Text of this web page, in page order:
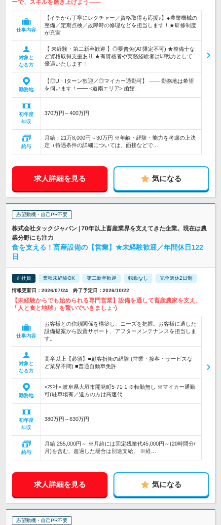
ーで、スキルを磨き上げよう――
仕事内容
【イチから丁寧にレクチャー／資格取得も応援♪】●農業機械の
整備／定期点検／故障時の修理などを担当します！★研修制度
が充実
対象と
なる方
【 未経験・第二新卒歓迎 】◎要普免(AT限定不可) ★整備士な
ど資格取得支援あり ★有資格者や実務経験者は即戦力として
優遇いたします！
勤務地
【◎U・Iターン歓迎／◎マイカー通勤可】 ―― 勤務地は希望
を伺います！―― <道南エリア> 函館…
初年度
年収
370万円～400万円
給与
月給：21万8,000円～30万円 ※年齢・経験・能力を考慮の上決
定（待遇条件の詳細については、面接などで…
求人詳細を見る 気になる
志望動機・自己PR不要
株式会社タックジャパン | 70年以上畜産業界を支えてきた企業。現在は農
業分野にも注力
食を支える！畜産設備の【営業】★未経験歓迎／年間休日122
日
正社員 業種未経験OK 第二新卒歓迎 転勤なし 完全週休2日制
情報更新日：2026/07/24 終了予定日：2026/10/22
【未経験からでも始められる専門営業】設備を通して畜産農家を支え、
「人と食と地球」を繋いでいきましょう
仕事内容
お客様との信頼関係を構築し、ニーズを把握。お客様に適した
設備提案から設置サポート、アフターメンテナンスを担当しま
す。
対象と
なる方
高卒以上【必須】■顧客折衝の経験 (営業・接客・サービスな
ど業界不問) ■普通自動車免許
勤務地
<本社> 岐阜県大垣市開発町5-71-1 ※転勤無し ※マイカー通勤
可(駐車場有／遠方の方は高速代…
初年度
年収
380万円～630万円
給与
月給 255,000円～ ※月給には固定残業代45,000円～(20時間分/
月)を含む。超過した場合は別途支給。 ※経…
求人詳細を見る 気になる
志望動機・自己PR不要